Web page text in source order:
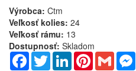
Výrobca: Ctm
Veľkosť kolies: 24
Veľkosť rámu: 13
Dostupnosť: Skladom
Facebook
TwitterLinkedInPinterestGmail